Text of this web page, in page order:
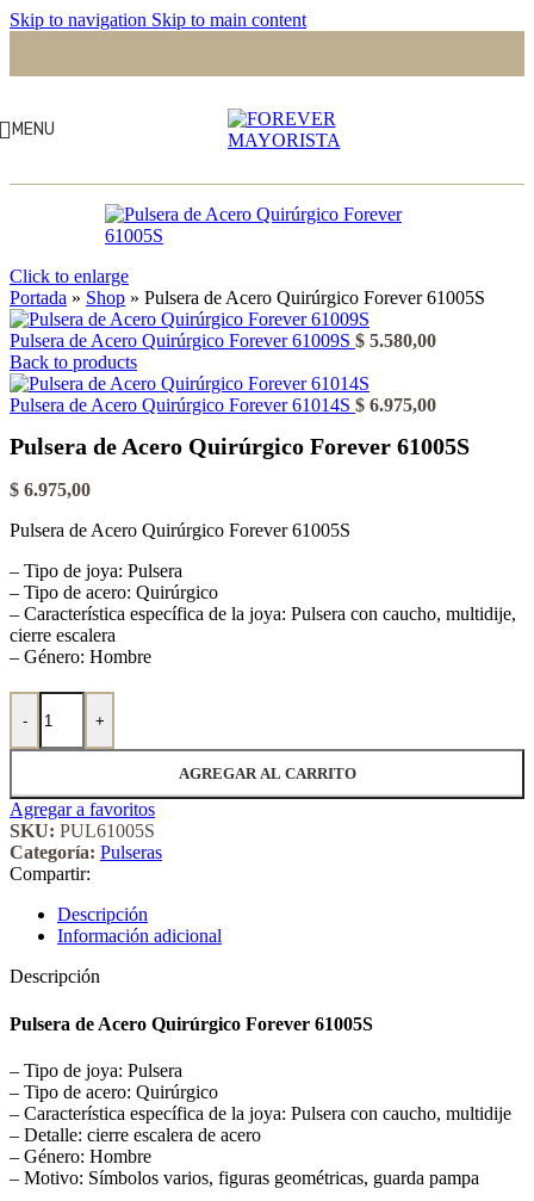
Skip to navigation Skip to main content
MENU
Click to enlarge
Portada » Shop » Pulsera de Acero Quirúrgico Forever 61005S
Pulsera de Acero Quirúrgico Forever 61009S $ 5.580,00
Back to products
Pulsera de Acero Quirúrgico Forever 61014S $ 6.975,00
Pulsera de Acero Quirúrgico Forever 61005S
$ 6.975,00
Pulsera de Acero Quirúrgico Forever 61005S
– Tipo de joya: Pulsera
– Tipo de acero: Quirúrgico
– Característica específica de la joya: Pulsera con caucho, multidije,
cierre escalera
– Género: Hombre
-
Pulsera de Acero Quirúrgico Forever 61005S cantidad
+
AGREGAR AL CARRITO
Agregar a favoritos
SKU: PUL61005S
Categoría: Pulseras
Compartir:
Descripción
Información adicional
Descripción
Pulsera de Acero Quirúrgico Forever 61005S
– Tipo de joya: Pulsera
– Tipo de acero: Quirúrgico
– Característica específica de la joya: Pulsera con caucho, multidije
– Detalle: cierre escalera de acero
– Género: Hombre
– Motivo: Símbolos varios, figuras geométricas, guarda pampa